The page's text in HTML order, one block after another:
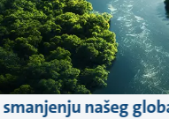
smanjenju našeg